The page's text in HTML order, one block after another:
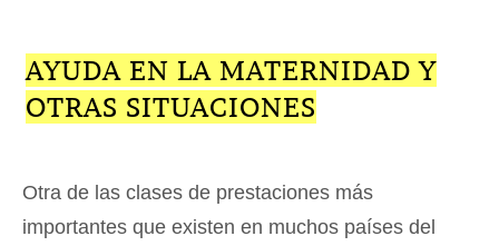
AYUDA EN LA MATERNIDAD Y
OTRAS SITUACIONES
Otra de las clases de prestaciones más
importantes que existen en muchos países del